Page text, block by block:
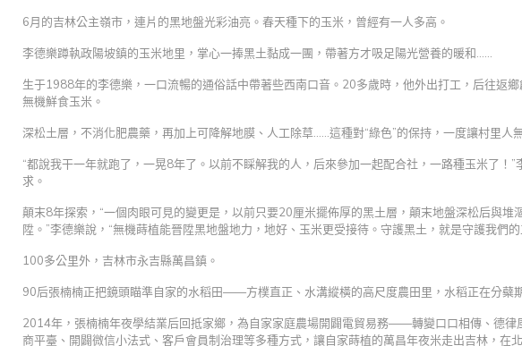
6月的吉林公主嶺市，連片的黑地盤光彩油亮。春天種下的玉米，曾經有一人多高。
李德樂蹲執政陽坡鎮的玉米地里，掌心一捧黑土黏成一團，帶著方才吸足陽光營養的暖和……
生于1988年的李德樂，一口流暢的通俗話中帶著些西南口音。20多歲時，他外出打工，后往返
無機鮮食玉米。
深松土層，不消化肥農藥，再加上可降解地膜、人工除草……這種對“綠色”的保持，一度讓村里人
“都說我干一年就跑了，一晃8年了。以前不睬解我的人，后來參加一起配合社，一路種玉米了！
求。
顛末8年探索，“一個肉眼可見的變更是，以前只要20厘米擺佈厚的黑土層，顛末地盤深松后與堆
陞。”李德樂說，“無機蒔植能晉陞黑地盤地力，地好、玉米更受接待。守護黑土，就是守護我們的
100多公里外，吉林市永吉縣萬昌鎮。
90后張楠楠正把鏡頭瞄準自家的水稻田——方樸直正、水溝縱橫的高尺度農田里，水稻正在分蘗
2014年，張楠楠年夜學結業后回抵家鄉，為自家家庭農場開闢電貿易務——轉變口口相傳、德律
商平臺、開闢微信小法式、客戶會員制治理等多種方式，讓自家蒔植的萬昌年夜米走出吉林，在